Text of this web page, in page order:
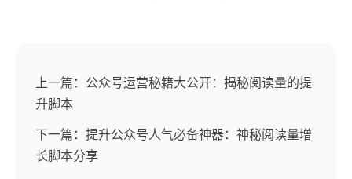
上一篇：公众号运营秘籍大公开：揭秘阅读量的提
升脚本
下一篇：提升公众号人气必备神器：神秘阅读量增
长脚本分享